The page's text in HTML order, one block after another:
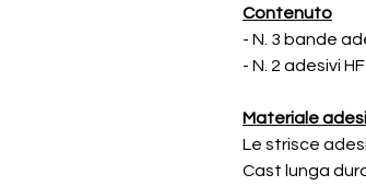
Contenuto
- N. 3 bande
- N. 2 adesivi
Materiale
Le strisce
Cast lunga